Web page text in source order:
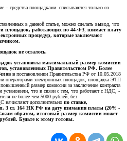
– средства площадками списываются только со
в данной статье, можно сделать вывод, что
площадок, работающих по 44-ФЗ взимает плату
процедур, которые заключают
не осталось.
установила максимальный размер комиссии
установленных Правительством РФ. Более
в постановлении Правительства РФ от 10.05.2018
операторами электронных площадок, площадка ЭТП
размер комиссии за заключение контракта
установили, что в связи с тем, что работают с НДС, -
не более чем 5000 рублей, без
начисляют дополнительно по ставке,
п. 3 ст. 164 НК РФ на дату взимания платы (20% -
образом, итоговый размер комиссии может
Будьте к этому готовы.